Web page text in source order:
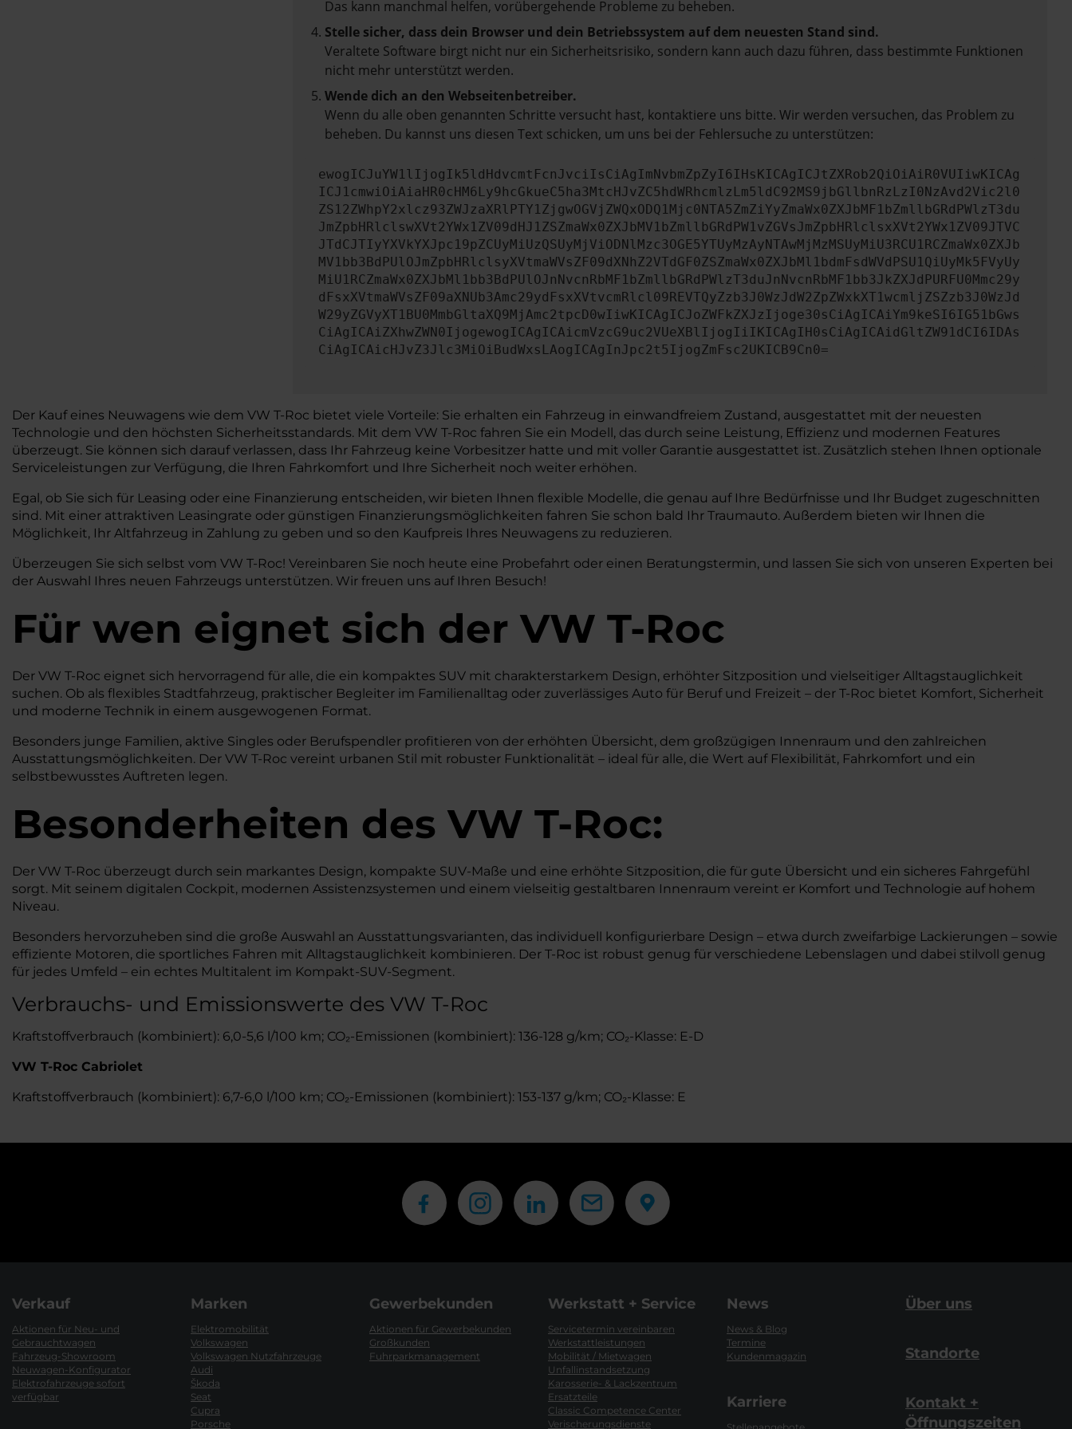
Das kann manchmal helfen, vorübergehende Probleme zu beheben.
Stelle sicher, dass dein Browser und dein Betriebssystem auf dem neuesten Stand sind.
Veraltete Software birgt nicht nur ein Sicherheitsrisiko, sondern kann auch dazu führen, dass bestimmte Funktionen
nicht mehr unterstützt werden.
Wende dich an den Webseitenbetreiber.
Wenn du alle oben genannten Schritte versucht hast, kontaktiere uns bitte. Wir werden versuchen, das Problem zu
beheben. Du kannst uns diesen Text schicken, um uns bei der Fehlersuche zu unterstützen:
ewogICJuYW1lIjogIk5ldHdvcmtFcnJvciIsCiAgImNvbmZpZyI6IHsKICAgICJtZXRob2QiOiAiR0VUIiwKICAg
ICJ1cmwiOiAiaHR0cHM6Ly9hcGkueC5ha3MtcHJvZC5hdWRhcmlzLm5ldC92MS9jbGllbnRzLzI0NzAvd2Vic2l0
ZS12ZWhpY2xlcz93ZWJzaXRlPTY1ZjgwOGVjZWQxODQ1Mjc0NTA5ZmZiYyZmaWx0ZXJbMF1bZmllbGRdPWlzT3du
JmZpbHRlclswXVt2YWx1ZV09dHJ1ZSZmaWx0ZXJbMV1bZmllbGRdPW1vZGVsJmZpbHRlclsxXVt2YWx1ZV09JTVC
JTdCJTIyYXVkYXJpc19pZCUyMiUzQSUyMjViODNlMzc3OGE5YTUyMzAyNTAwMjMzMSUyMiU3RCU1RCZmaWx0ZXJb
MV1bb3BdPUlOJmZpbHRlclsyXVtmaWVsZF09dXNhZ2VTdGF0ZSZmaWx0ZXJbMl1bdmFsdWVdPSU1QiUyMk5FVyUy
MiU1RCZmaWx0ZXJbMl1bb3BdPUlOJnNvcnRbMF1bZmllbGRdPWlzT3duJnNvcnRbMF1bb3JkZXJdPURFU0Mmc29y
dFsxXVtmaWVsZF09aXNUb3Amc29ydFsxXVtvcmRlcl09REVTQyZzb3J0WzJdW2ZpZWxkXT1wcmljZSZzb3J0WzJd
W29yZGVyXT1BU0MmbGltaXQ9MjAmc2tpcD0wIiwKICAgICJoZWFkZXJzIjoge30sCiAgICAiYm9keSI6IG51bGws
CiAgICAiZXhwZWN0IjogewogICAgICAicmVzcG9uc2VUeXBlIjogIiIKICAgIH0sCiAgICAidGltZW91dCI6IDAs
CiAgICAicHJvZ3Jlc3MiOiBudWxsLAogICAgInJpc2t5IjogZmFsc2UKICB9Cn0=
Der Kauf eines Neuwagens wie dem VW T-Roc bietet viele Vorteile: Sie erhalten ein Fahrzeug in einwandfreiem Zustand, ausgestattet mit der neuesten
Technologie und den höchsten Sicherheitsstandards. Mit dem VW T-Roc fahren Sie ein Modell, das durch seine Leistung, Effizienz und modernen Features
überzeugt. Sie können sich darauf verlassen, dass Ihr Fahrzeug keine Vorbesitzer hatte und mit voller Garantie ausgestattet ist. Zusätzlich stehen Ihnen optionale
Serviceleistungen zur Verfügung, die Ihren Fahrkomfort und Ihre Sicherheit noch weiter erhöhen.
Egal, ob Sie sich für Leasing oder eine Finanzierung entscheiden, wir bieten Ihnen flexible Modelle, die genau auf Ihre Bedürfnisse und Ihr Budget zugeschnitten
sind. Mit einer attraktiven Leasingrate oder günstigen Finanzierungsmöglichkeiten fahren Sie schon bald Ihr Traumauto. Außerdem bieten wir Ihnen die
Möglichkeit, Ihr Altfahrzeug in Zahlung zu geben und so den Kaufpreis Ihres Neuwagens zu reduzieren.
Überzeugen Sie sich selbst vom VW T-Roc! Vereinbaren Sie noch heute eine Probefahrt oder einen Beratungstermin, und lassen Sie sich von unseren Experten bei
der Auswahl Ihres neuen Fahrzeugs unterstützen. Wir freuen uns auf Ihren Besuch!
Für wen eignet sich der VW T-Roc
Der VW T-Roc eignet sich hervorragend für alle, die ein kompaktes SUV mit charakterstarkem Design, erhöhter Sitzposition und vielseitiger Alltagstauglichkeit
suchen. Ob als flexibles Stadtfahrzeug, praktischer Begleiter im Familienalltag oder zuverlässiges Auto für Beruf und Freizeit – der T-Roc bietet Komfort, Sicherheit
und moderne Technik in einem ausgewogenen Format.
Besonders junge Familien, aktive Singles oder Berufspendler profitieren von der erhöhten Übersicht, dem großzügigen Innenraum und den zahlreichen
Ausstattungsmöglichkeiten. Der VW T-Roc vereint urbanen Stil mit robuster Funktionalität – ideal für alle, die Wert auf Flexibilität, Fahrkomfort und ein
selbstbewusstes Auftreten legen.
Besonderheiten des VW T-Roc:
Der VW T-Roc überzeugt durch sein markantes Design, kompakte SUV-Maße und eine erhöhte Sitzposition, die für gute Übersicht und ein sicheres Fahrgefühl
sorgt. Mit seinem digitalen Cockpit, modernen Assistenzsystemen und einem vielseitig gestaltbaren Innenraum vereint er Komfort und Technologie auf hohem
Niveau.
Besonders hervorzuheben sind die große Auswahl an Ausstattungsvarianten, das individuell konfigurierbare Design – etwa durch zweifarbige Lackierungen – sowie
effiziente Motoren, die sportliches Fahren mit Alltagstauglichkeit kombinieren. Der T-Roc ist robust genug für verschiedene Lebenslagen und dabei stilvoll genug
für jedes Umfeld – ein echtes Multitalent im Kompakt-SUV-Segment.
Verbrauchs- und Emissionswerte des VW T-Roc
Kraftstoffverbrauch (kombiniert): 6,0-5,6 l/100 km; CO₂-Emissionen (kombiniert): 136-128 g/km; CO₂-Klasse: E-D
VW T-Roc Cabriolet
Kraftstoffverbrauch (kombiniert): 6,7-6,0 l/100 km; CO₂-Emissionen (kombiniert): 153-137 g/km; CO₂-Klasse: E
Verkauf
Aktionen für Neu- und
Gebrauchtwagen
Fahrzeug-Showroom
Neuwagen-Konfigurator
Elektrofahrzeuge sofort
verfügbar
Marken
Elektromobilität
Volkswagen
Volkswagen Nutzfahrzeuge
Audi
Škoda
Seat
Cupra
Porsche
Gewerbekunden
Aktionen für Gewerbekunden
Großkunden
Fuhrparkmanagement
Werkstatt + Service
Servicetermin vereinbaren
Werkstattleistungen
Mobilität / Mietwagen
Unfallinstandsetzung
Karosserie- & Lackzentrum
Ersatzteile
Classic Competence Center
Verischerungsdienste
News
News & Blog
Termine
Kundenmagazin
Karriere
Über uns
Standorte
Kontakt +
Öffnungszeiten